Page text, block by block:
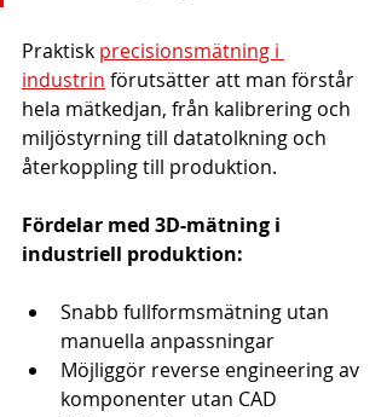
Praktisk precisionsmätning i
industrin förutsätter att man förstår
hela mätkedjan, från kalibrering och
miljöstyrning till datatolkning och
återkoppling till produktion.
Fördelar med 3D-mätning i
industriell produktion:
Snabb fullformsmätning utan
manuella anpassningar
Möjliggör reverse engineering av
komponenter utan CAD